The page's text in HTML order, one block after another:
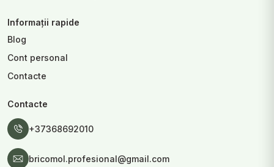
Informații rapide
Blog
Cont personal
Contacte
Contacte
+37368692010
bricomol.profesional@gmail.com